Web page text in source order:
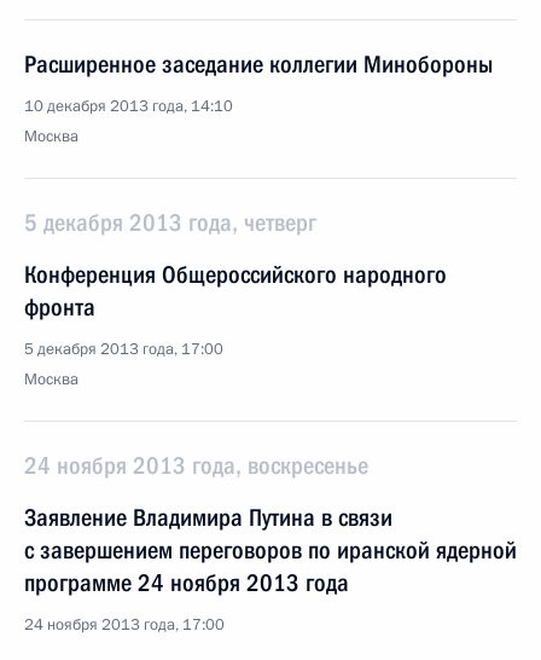
Расширенное заседание коллегии Минобороны
10 декабря 2013 года, 14:10
Москва
5 декабря 2013 года, четверг
Конференция Общероссийского народного
фронта
5 декабря 2013 года, 17:00
Москва
24 ноября 2013 года, воскресенье
Заявление Владимира Путина в связи
с завершением переговоров по иранской ядерной
программе 24 ноября 2013 года
24 ноября 2013 года, 17:00